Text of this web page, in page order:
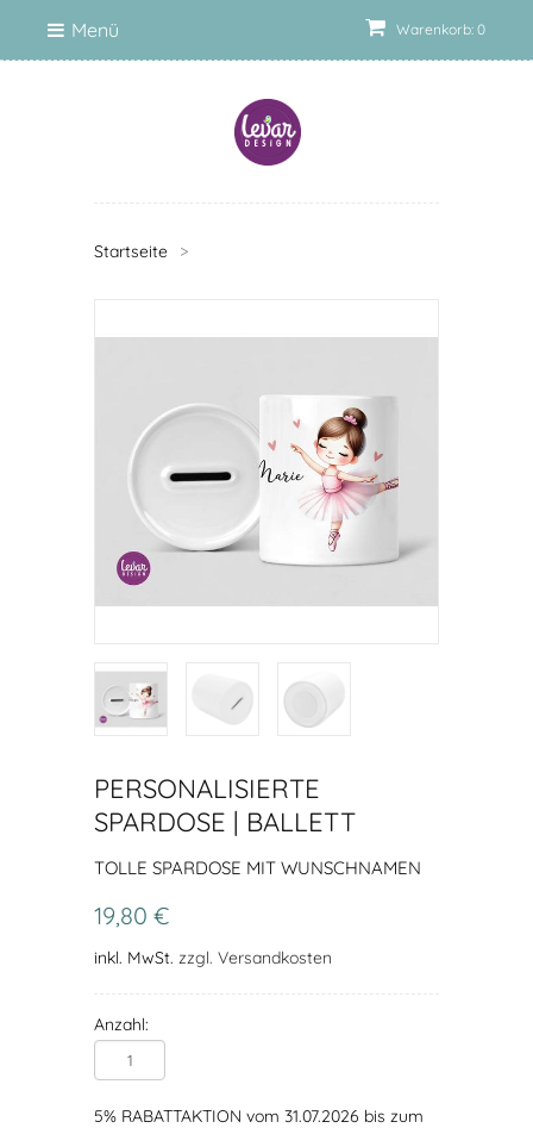
Warenkorb: 0
Menü
Startseite >
PERSONALISIERTE
SPARDOSE | BALLETT
TOLLE SPARDOSE MIT WUNSCHNAMEN
19,80 €
inkl. MwSt. zzgl. Versandkosten
Anzahl:
5% RABATTAKTION vom 31.07.2026 bis zum